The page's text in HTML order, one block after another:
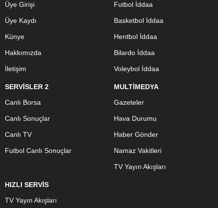
Üye Girişi
Üye Kaydı
Künye
Hakkımızda
İletişim
Futbol İddaa
Basketbol İddaa
Hentbol İddaa
Bilardo İddaa
Voleybol İddaa
SERVİSLER 2
Canlı Borsa
Canlı Sonuçlar
Canlı TV
Futbol Canlı Sonuçlar
MULTİMEDYA
Gazeteler
Hava Durumu
Haber Gönder
Namaz Vakitleri
TV Yayın Akışları
HIZLI SERVİS
TV Yayın Akışları